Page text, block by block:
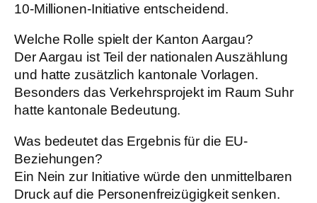
10-Millionen-Initiative entscheidend.
Welche Rolle spielt der Kanton Aargau?
Der Aargau ist Teil der nationalen Auszählung
und hatte zusätzlich kantonale Vorlagen.
Besonders das Verkehrsprojekt im Raum Suhr
hatte kantonale Bedeutung.
Was bedeutet das Ergebnis für die EU-
Beziehungen?
Ein Nein zur Initiative würde den unmittelbaren
Druck auf die Personenfreizügigkeit senken.